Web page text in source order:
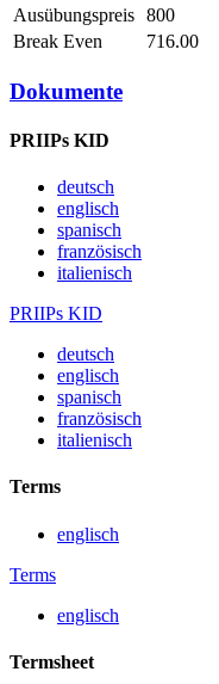
Ausübungspreis 800
Break Even
716.00
Dokumente
PRIIPs KID
deutsch
englisch
spanisch
französisch
italienisch
PRIIPs KID
deutsch
englisch
spanisch
französisch
italienisch
Terms
englisch
Terms
englisch
Termsheet